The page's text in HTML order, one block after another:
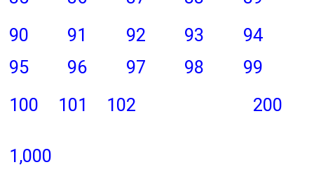
90
91 92 93
94
95
96 97 98
99
100
101 102 200
1,000